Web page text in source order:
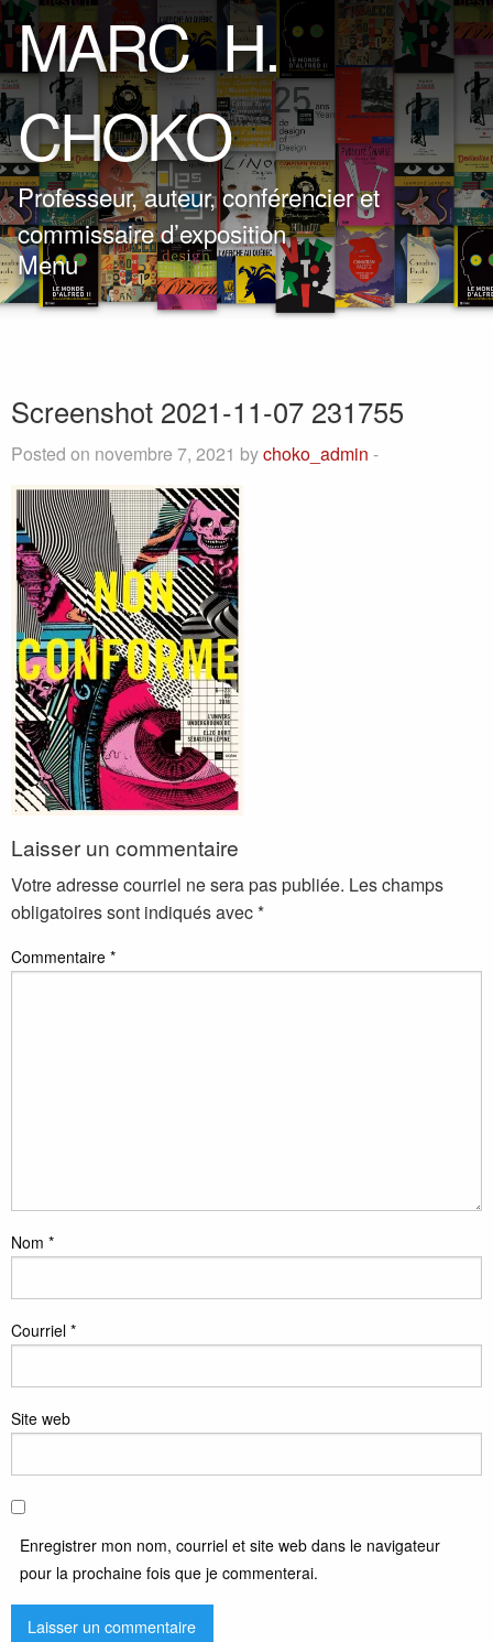
MARC H.
CHOKO
Professeur, auteur, conférencier et
commissaire d’exposition
Menu
Screenshot 2021-11-07 231755
Posted on novembre 7, 2021 bychoko_admin -
Laisser un commentaire
Votre adresse courriel ne sera pas publiée. Les champs
obligatoires sont indiqués avec*
Commentaire *
Nom *
Courriel *
Site web
Enregistrer mon nom, courriel et site web dans le navigateur
pour la prochaine fois que je commenterai.